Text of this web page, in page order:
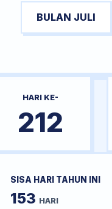
BULAN JULI
HARI KE-
212
SISA HARI TAHUN INI
153 HARI